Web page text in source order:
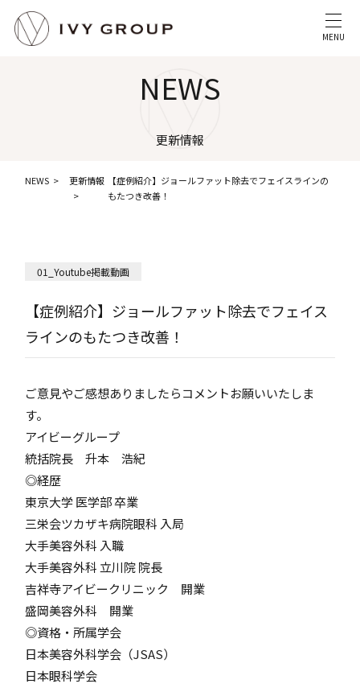
MENU
NEWS
更新情報
NEWS 更新情報
【症例紹介】ジョールファット除去でフェイスラインの
もたつき改善！
01_Youtube掲載動画
【症例紹介】ジョールファット除去でフェイス
ラインのもたつき改善！
ご意見やご感想ありましたらコメントお願いいたしま
す。
アイビーグループ
統括院長 升本 浩紀
◎経歴
東京大学 医学部 卒業
三栄会ツカザキ病院眼科 入局
大手美容外科 入職
大手美容外科 立川院 院長
吉祥寺アイビークリニック 開業
盛岡美容外科 開業
◎資格・所属学会
日本美容外科学会（JSAS）
日本眼科学会